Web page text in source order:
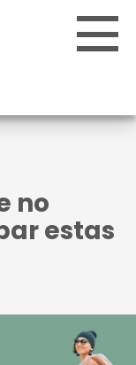
no
estas